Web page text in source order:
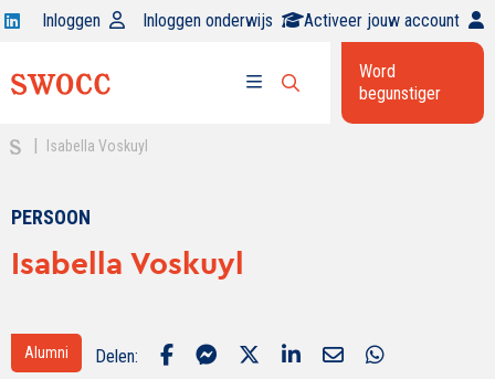
Open
op
Inloggen Inloggen onderwijs Activeer jouw account
Open
zoekbalk
Word
begunstiger
Isabella Voskuyl
PERSOON
Isabella Voskuyl
Alumni Delen: